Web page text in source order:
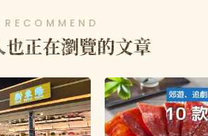
RECOMMEND
也正在瀏覽的文章